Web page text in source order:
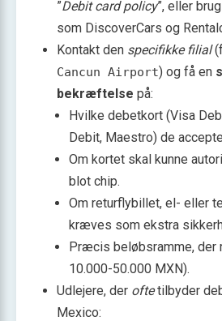
”Debit card policy”, eller
som DiscoverCars og
Kontakt den specifikke filial
Cancun Airport) og få en
bekræftelse på:
Hvilke debetkort (Visa
Debit, Maestro) de
Om kortet skal kunne
blot chip.
Om returflybillet, el- eller
kræves som ekstra
Præcis beløbsramme, der
10.000-50.000 MXN).
Udlejere, der oftetilbyder
Mexico: